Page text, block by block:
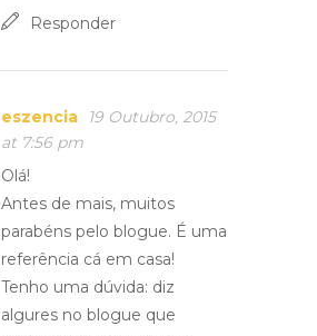
Responder
eszencia
19 Outubro, 2015
at 7:56 pm
Olá!
Antes de mais, muitos
parabéns pelo blogue. É uma
referência cá em casa!
Tenho uma dúvida: diz
algures no blogue que